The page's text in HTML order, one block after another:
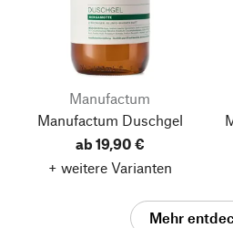
Manufactum
Manufactum Duschgel
ab 19,90 €
+ weitere Varianten
Mehr